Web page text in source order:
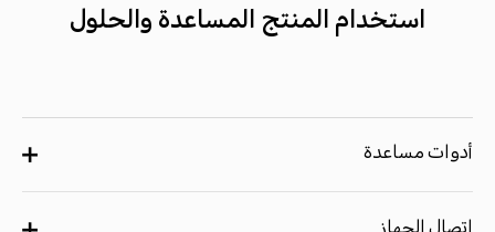
استخدام المنتج المساعدة والحلول
أدوات مساعدة